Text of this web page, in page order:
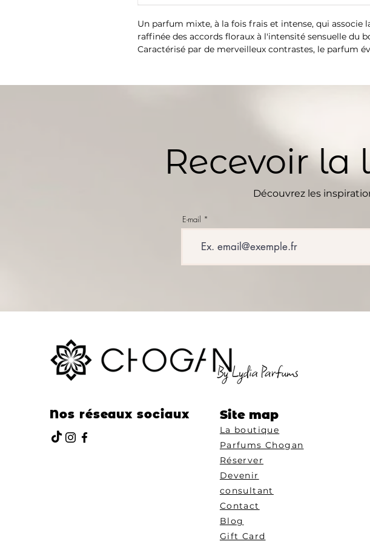
Un parfum mixte, à la fois frais et intense, qui associe
raffinée des accords floraux à l'intensité sensuelle du
Caractérisé par de merveilleux contrastes, le parfum
dans leurs oasis.
Recevoir la
Découvrez les
E-mail
Nos réseaux sociaux Site map
La boutique
Parfums Chogan
Réserver
Devenir
consultant
Contact
Blog
Gift Card